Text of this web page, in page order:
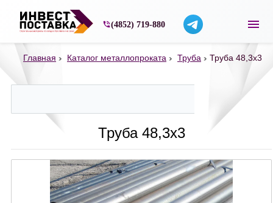
Строительные материалы со склада в
(4852) 719-880
Главная Каталог металлопроката Труба Труба 48,3х3
Труба 48,3х3